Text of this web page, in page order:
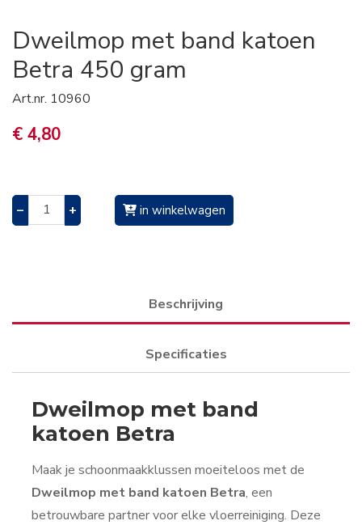
Dweilmop met band katoen
Betra 450 gram
Art.nr. 10960
€ 4,80
– + in winkelwagen
Beschrijving
Specificaties
Dweilmop met band
katoen Betra
Maak je schoonmaakklussen moeiteloos met de
Dweilmop met band katoen Betra, een
betrouwbare partner voor elke vloerreiniging. Deze